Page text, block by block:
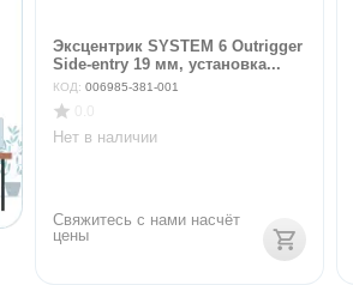
Эксцентрик SYSTEM 6 Outrigger
Side-entry 19 мм, установка...
КОД: 006985-381-001
Нет в наличии
Свяжитесь с нами насчёт
цены